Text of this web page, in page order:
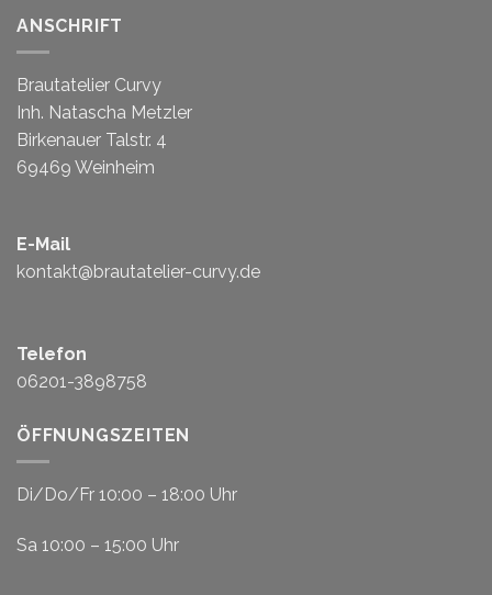
ANSCHRIFT
Brautatelier Curvy
Inh. Natascha Metzler
Birkenauer Talstr. 4
69469 Weinheim
E-Mail
kontakt@brautatelier-curvy.de
Telefon
06201-3898758
ÖFFNUNGSZEITEN
Di/Do/Fr 10:00 – 18:00 Uhr
Sa 10:00 – 15:00 Uhr